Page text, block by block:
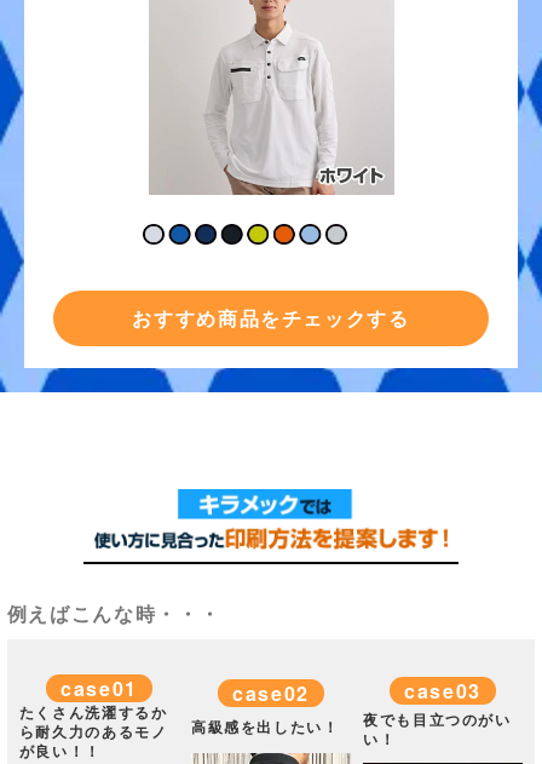
おすすめ商品をチェックする
例えばこんな時・・・
case01
たくさん洗濯するか
ら耐久力のあるモノ
が良い！！
case02
高級感を出したい！
case03
夜でも目立つのがい
い！